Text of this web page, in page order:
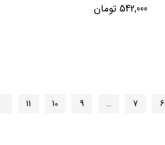
542,000 تومان
6
7
…
9
10
11